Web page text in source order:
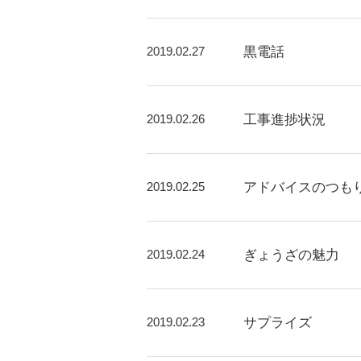
2019.02.27 黒電話
2019.02.26 工事進捗状況
2019.02.25 アドバイスのつも
2019.02.24 ぎょうざの魅力
2019.02.23 サプライズ